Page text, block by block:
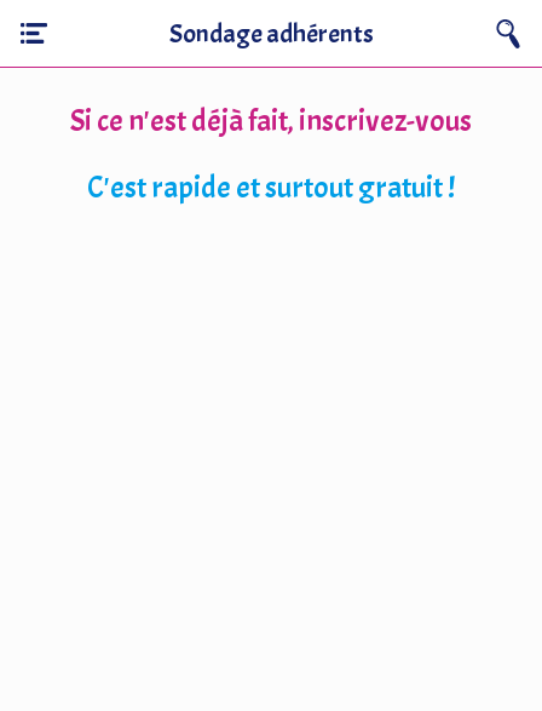
Sondage adhérents
Si ce n'est déjà fait, inscrivez-vous
C'est rapide et surtout gratuit !